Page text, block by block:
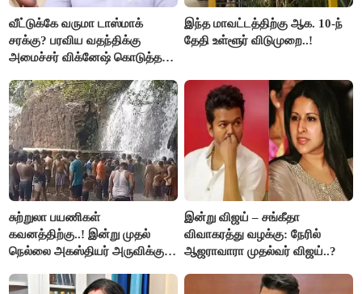
வீட்டுக்கே வருமா டாஸ்மாக்
சரக்கு? பரவிய வதந்திக்கு
அமைச்சர் விக்னேஷ் கொடுத்த
இந்த மாவட்டத்திற்கு ஆக. 10-ந்
தேதி உள்ளூர் விடுமுறை..!
சுற்றுலா பயணிகள்
கவனத்திற்கு..! இன்று முதல்
நெல்லை அகஸ்தியர் அருவிக்கு
இன்று விஜய் – சங்கீதா
விவாகரத்து வழக்கு: நேரில்
ஆஜராவாரா முதல்வர் விஜய்..?